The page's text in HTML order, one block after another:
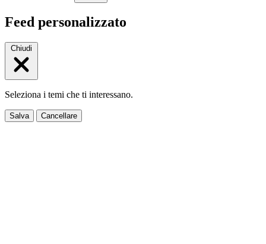
Feed personalizzato
Chiudi
Seleziona i temi che ti interessano.
Salva Cancellare